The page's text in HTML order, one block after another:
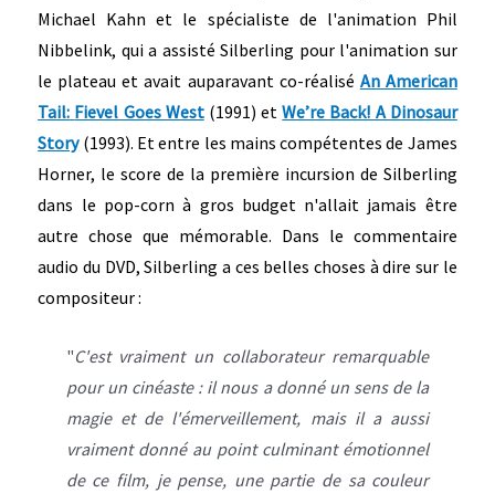
Michael Kahn et le spécialiste de l'animation Phil
Nibbelink, qui a assisté Silberling pour l'animation sur
le plateau et avait auparavant co-réalisé An American
Tail: Fievel Goes West(1991) etWe’re Back! A Dinosaur
Story(1993). Et entre les mains compétentes de James
Horner, le score de la première incursion de Silberling
dans le pop-corn à gros budget n'allait jamais être
autre chose que mémorable. Dans le commentaire
audio du DVD, Silberling a ces belles choses à dire sur le
compositeur :
"C'est vraiment un collaborateur remarquable
pour un cinéaste : il nous a donné un sens de la
magie et de l'émerveillement, mais il a aussi
vraiment donné au point culminant émotionnel
de ce film, je pense, une partie de sa couleur